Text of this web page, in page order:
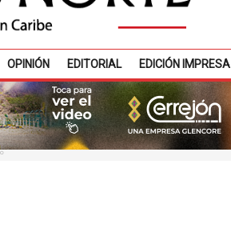
OPINIÓN EDITORIAL EDICIÓN IMPRESA